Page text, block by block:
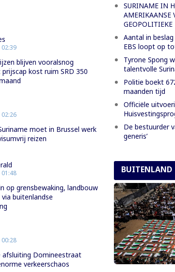
blijven vooralsnog
kost ruim SRD 350
moet in Brussel werk
reizen
op grensbewaking, landbouw
buitenlandse
afsluiting Domineestraat
verkeerschaos
SURINAME IN
AMERIKAANSE
GEOPOLITIEKE
Aantal in
EBS loopt op
Tyrone Spong
talentvolle
Politie boekt
maanden tijd
Officiële
De bestuurder
generis’
BUITENLAND